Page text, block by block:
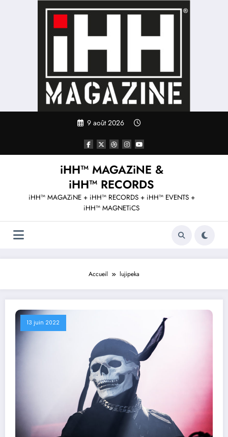
9 août 2026
iHH™ MAGAZiNE &
iHH™ RECORDS
iHH™ MAGAZiNE + iHH™ RECORDS + iHH™ EVENTS +
iHH™ MAGNETiCS
Accueil lujipeka
13 juin 2022